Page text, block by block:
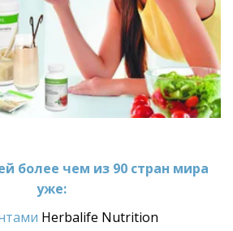
более чем из 90 стран мира
уже:
Herbalife Nutrition